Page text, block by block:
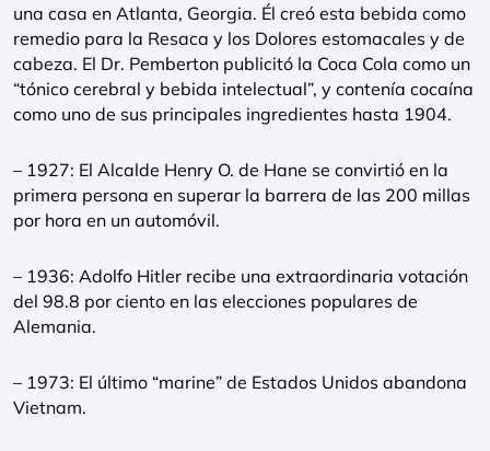
una casa en Atlanta, Georgia. Él creó esta bebida como
remedio para la Resaca y los Dolores estomacales y de
cabeza. El Dr. Pemberton publicitó la Coca Cola como un
“tónico cerebral y bebida intelectual”, y contenía cocaína
como uno de sus principales ingredientes hasta 1904.
– 1927: El Alcalde Henry O. de Hane se convirtió en la
primera persona en superar la barrera de las 200 millas
por hora en un automóvil.
– 1936: Adolfo Hitler recibe una extraordinaria votación
del 98.8 por ciento en las elecciones populares de
Alemania.
– 1973: El último “marine” de Estados Unidos abandona
Vietnam.